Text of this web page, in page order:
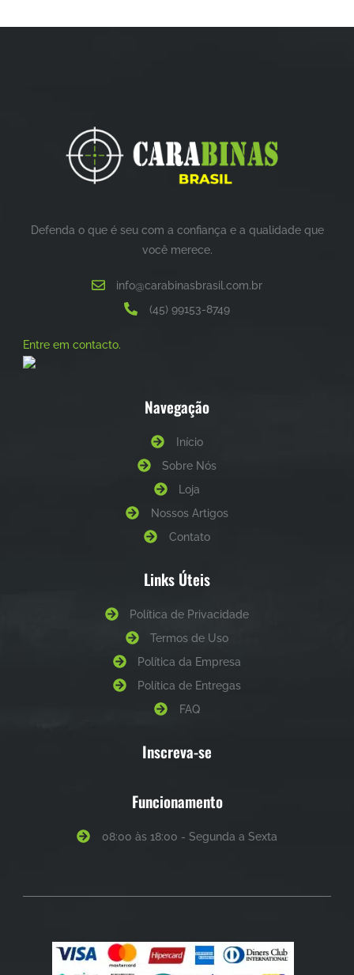
Defenda o que é seu com a confiança e a qualidade que
você merece.
info@carabinasbrasil.com.br
(45) 99153-8749
Entre em contacto.
Navegação
Início
Sobre Nós
Loja
Nossos Artigos
Contato
Links Úteis
Política de Privacidade
Termos de Uso
Política da Empresa
Política de Entregas
FAQ
Inscreva-se
Funcionamento
08:00 às 18:00 - Segunda a Sexta